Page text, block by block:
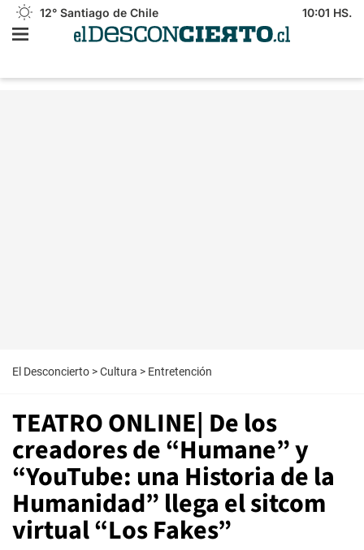
12° Santiago de Chile 10:01 HS.
El Desconcierto >Cultura > Entretención
TEATRO ONLINE| De los
creadores de “Humane” y
“YouTube: una Historia de la
Humanidad” llega el sitcom
virtual “Los Fakes”